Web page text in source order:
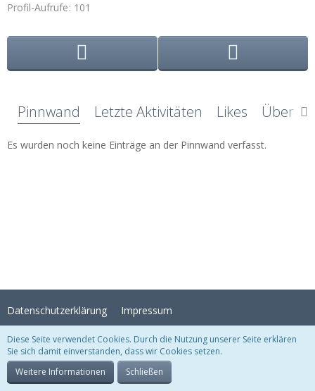
Profil-Aufrufe 101
Pinnwand Letzte Aktivitäten Likes Über
Es wurden noch keine Einträge an der Pinnwand verfasst.
Datenschutzerklärung Impressum
Stil:Crystal Temptation , erstellt vonKittMedia
Community-Software:
Diese Seite verwendet Cookies. Durch die Nutzung unserer Seite erklären
Sie sich damit einverstanden, dass wir Cookies setzen.
Weitere Informationen
Schließen